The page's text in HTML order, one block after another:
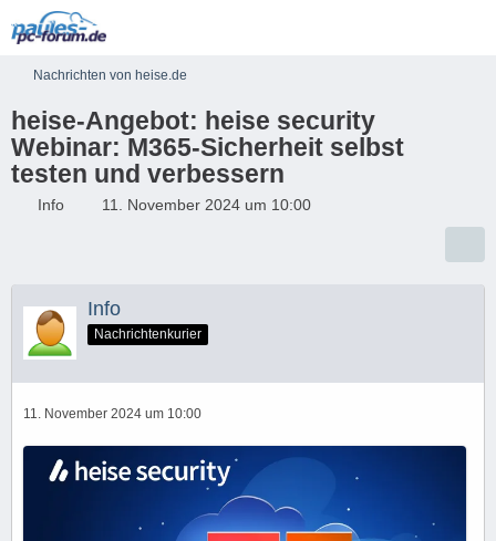
Nachrichten von heise.de
heise-Angebot: heise security
Webinar: M365-Sicherheit selbst
testen und verbessern
Info 11. November 2024 um 10:00
Info
Nachrichtenkurier
11. November 2024 um 10:00